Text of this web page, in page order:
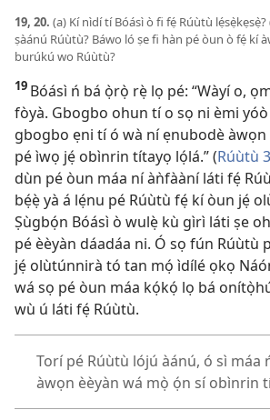
19, 20. (a) Kí nìdí tí Bóásì ò fi fẹ́ Rúùtù
ṣàánú Rúùtù? Báwo ló ṣe fi hàn pé òun ò fẹ́ kí
burúkú wo Rúùtù?
19 Bóásì ń bá ọ̀rọ̀ rẹ̀ lọ pé: “Wàyí o,
fòyà. Gbogbo ohun tí o sọ ni èmi
gbogbo ẹni tí ó wà ní ẹnubodè
pé ìwọ jẹ́ obìnrin títayọ lọ́lá.” (Rúùtù
dùn pé òun máa ní àǹfààní láti fẹ́
bẹ́ẹ̀ yà á lẹ́nu pé Rúùtù fẹ́ kí òun jẹ́
Ṣùgbọ́n Bóásì ò wulẹ̀ kù gìrì láti ṣe
pé èèyàn dáadáa ni. Ó sọ fún Rúùtù
jẹ́ olùtúnnirà tó tan mọ́ ìdílé ọkọ
wá sọ pé òun máa kọ́kọ́ lọ bá
wù ú láti fẹ́ Rúùtù.
Torí pé Rúùtù lójú àánú, ó sì máa
àwọn èèyàn wá mọ̀ ọ́n sí obìnrin